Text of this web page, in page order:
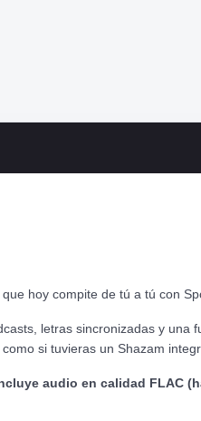
hoy compite de tú a tú con
letras sincronizadas y una
si tuvieras un Shazam
audio en calidad FLAC